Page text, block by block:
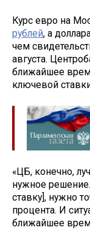
Курс евро на
рублей, а
чем
августа.
ближайшее
ключевой
«ЦБ, конечно,
нужное
ставку], нужно
процента. И
ближайшее